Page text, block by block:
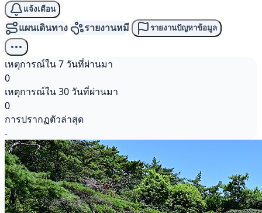
แจ้งเตือน
แผนเดินทาง รายงานหมี รายงานปัญหาข้อมูล
เหตุการณ์ใน 7 วันที่ผ่านมา
0
เหตุการณ์ใน 30 วันที่ผ่านมา
0
การปรากฏตัวล่าสุด
-